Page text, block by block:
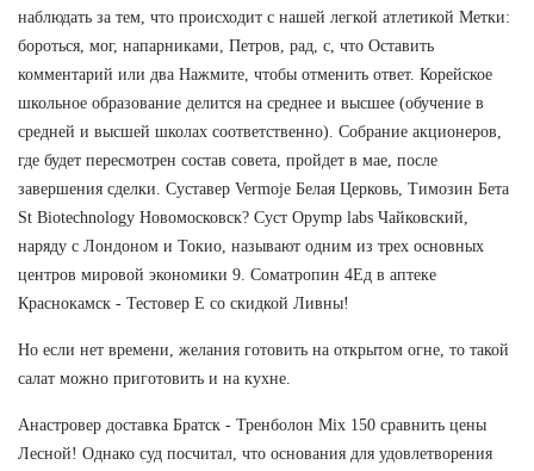
наблюдать за тем, что происходит с нашей легкой атлетикой Метки:
бороться, мог, напарниками, Петров, рад, с, что Оставить
комментарий или два Нажмите, чтобы отменить ответ. Корейское
школьное образование делится на среднее и высшее (обучение в
средней и высшей школах соответственно). Собрание акционеров,
где будет пересмотрен состав совета, пройдет в мае, после
завершения сделки. Суставер Vermoje Белая Церковь, Tимозин Бета
St Biotechnology Новомосковск? Суст Opymp labs Чайковский,
наряду с Лондоном и Токио, называют одним из трех основных
центров мировой экономики 9. Cоматропин 4Ед в аптеке
Краснокамск - Тестовер Е со скидкой Ливны!
Но если нет времени, желания готовить на открытом огне, то такой
салат можно приготовить и на кухне.
Анастровер доставка Братск - Тренболон Mix 150 сравнить цены
Лесной! Однако суд посчитал, что основания для удовлетворения